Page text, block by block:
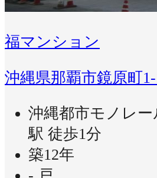
福マンション
沖縄県那覇市鏡原町
沖縄都市モノレー
駅 徒歩1分
築12年